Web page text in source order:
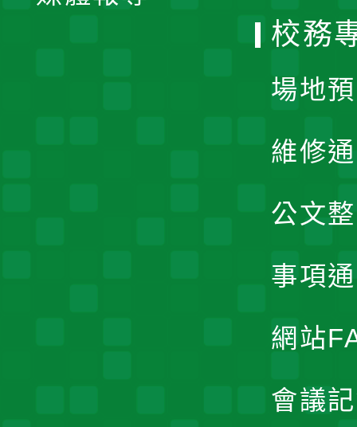
校務
場地
維修
公文
事項
網站
會議